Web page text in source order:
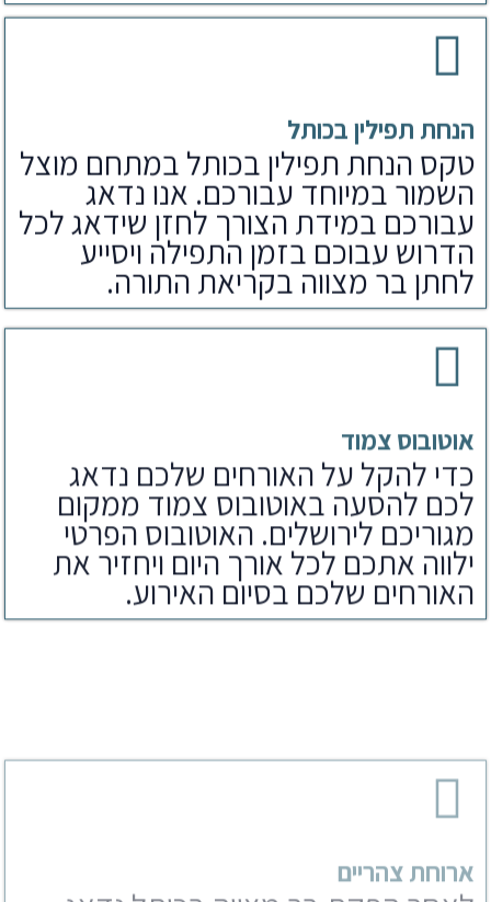
הנחת תפילין בכותל
טקס הנחת תפילין בכותל במתחם מוצל
השמור במיוחד עבורכם. אנו נדאג
עבורכם במידת הצורך לחזן שידאג לכל
הדרוש עבוכם בזמן התפילה ויסייע
לחתן בר מצווה בקריאת התורה.
אוטובוס צמוד
כדי להקל על האורחים שלכם נדאג
לכם להסעה באוטובוס צמוד ממקום
מגוריכם לירושלים. האוטובוס הפרטי
ילווה אתכם לכל אורך היום ויחזיר את
האורחים שלכם בסיום האירוע.
לאחר הפקת בר מצווה בכותל נדאג
לארוחים שלכם גם לארוחת צהריים
באחת מהמסעדות המפנקות של
מסעדות שתוכלו לבחור מבניהם.